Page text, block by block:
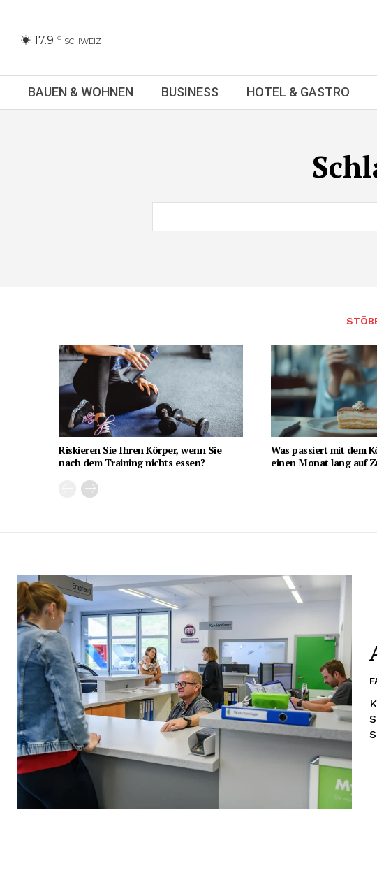
17.9 C SCHWEIZ
BAUEN & WOHNEN BUSINESS HOTEL & GASTRO
Riskieren Sie Ihren Körper, wenn Sie
nach dem Training nichts essen?
Was passiert mit dem
einen Monat lang auf